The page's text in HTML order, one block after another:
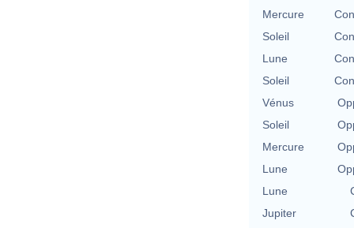
Mercure
Soleil
Lune
Soleil
Vénus
Soleil
Mercure
Lune
Lune
Jupiter